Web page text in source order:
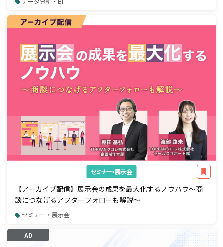
セミナー・展示会
【アーカイブ配信】展示会の成果を最大化するノウハウ～商
談につなげるアフターフォローも解説～
セミナー・展示会
AD